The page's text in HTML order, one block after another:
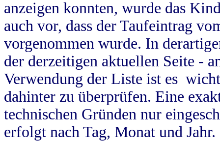
anzeigen konnten, wurde das
auch vor, dass der Taufeintrag
vorgenommen wurde. In
der derzeitigen aktuellen Seite -
Verwendung der Liste ist es
dahinter zu überprüfen. Eine
technischen Gründen nur
erfolgt nach Tag, Monat und Jahr.